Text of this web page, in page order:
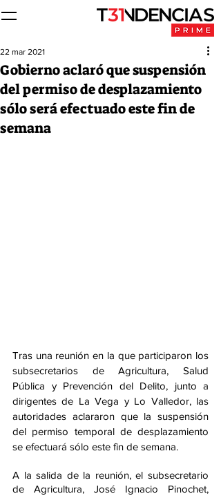
Gobierno aclaró que suspensión
del permiso de desplazamiento
sólo será efectuado este fin de
semana
22 mar 2021
Tras una reunión en la que participaron los
subsecretarios de Agricultura, Salud
Pública y Prevención del Delito, junto a
dirigentes de La Vega y Lo Valledor, las
autoridades aclararon que la suspensión
del permiso temporal de desplazamiento
se efectuará sólo este fin de semana.
A la salida de la reunión, el subsecretario
de Agricultura, José Ignacio Pinochet,